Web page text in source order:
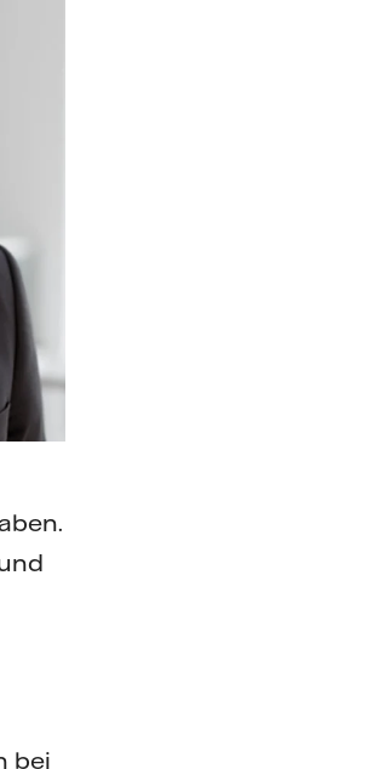
bei